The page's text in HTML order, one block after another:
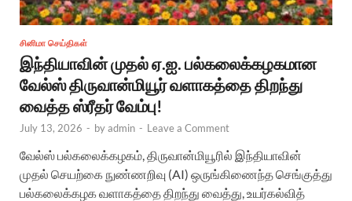
சினிமா செய்திகள்
இந்தியாவின் முதல் ஏ.ஐ. பல்கலைக்கழகமான
வேல்ஸ் திருவான்மியூர் வளாகத்தை திறந்து
வைத்த ஸ்ரீதர் வேம்பு!
July 13, 2026 - byadmin - Leave a Comment
வேல்ஸ் பல்கலைக்கழகம், திருவான்மியூரில் இந்தியாவின்
முதல் செயற்கை நுண்ணறிவு (AI) ஒருங்கிணைந்த செங்குத்து
பல்கலைக்கழக வளாகத்தை திறந்து வைத்து, உயர்கல்வித்